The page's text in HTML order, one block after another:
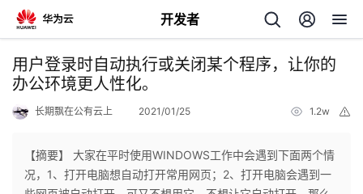
开发者
返
回
用户登录时自动执行或关闭某个程序，让你的
办公环境更人性化。
长期飘在公有云上 2021/01/25 1.2w
【摘要】 大家在平时使用WINDOWS工作中会遇到下面两个情
况，1、打开电脑想自动打开常用网页；2、打开电脑会遇到一